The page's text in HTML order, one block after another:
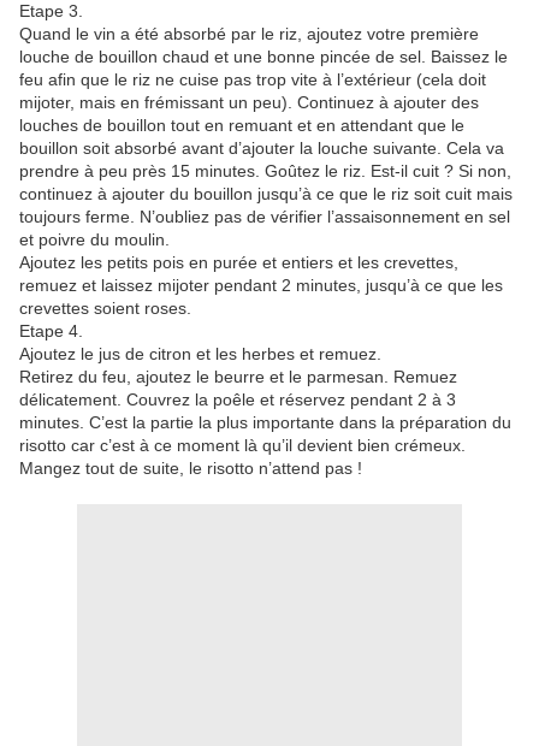
Etape 3.
Quand le vin a été absorbé par le riz, ajoutez votre première
louche de bouillon chaud et une bonne pincée de sel. Baissez le
feu afin que le riz ne cuise pas trop vite à l’extérieur (cela doit
mijoter, mais en frémissant un peu). Continuez à ajouter des
louches de bouillon tout en remuant et en attendant que le
bouillon soit absorbé avant d’ajouter la louche suivante. Cela va
prendre à peu près 15 minutes. Goûtez le riz. Est-il cuit ? Si non,
continuez à ajouter du bouillon jusqu’à ce que le riz soit cuit mais
toujours ferme. N’oubliez pas de vérifier l’assaisonnement en sel
et poivre du moulin.
Ajoutez les petits pois en purée et entiers et les crevettes,
remuez et laissez mijoter pendant 2 minutes, jusqu’à ce que les
crevettes soient roses.
Etape 4.
Ajoutez le jus de citron et les herbes et remuez.
Retirez du feu, ajoutez le beurre et le parmesan. Remuez
délicatement. Couvrez la poêle et réservez pendant 2 à 3
minutes. C’est la partie la plus importante dans la préparation du
risotto car c’est à ce moment là qu’il devient bien crémeux.
Mangez tout de suite, le risotto n’attend pas !